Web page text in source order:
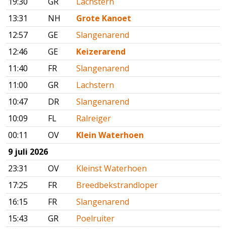
13:31
NH
Grote Kanoet
12:57
GE
Slangenarend
12:46
GE
Keizerarend
11:40
FR
Slangenarend
11:00
GR
Lachstern
10:47
DR
Slangenarend
10:09
FL
Ralreiger
00:11
OV
Klein Waterhoen
9 juli 2026
23:31
OV
Kleinst Waterhoen
17:25
FR
Breedbekstrandloper
16:15
FR
Slangenarend
15:43
GR
Poelruiter